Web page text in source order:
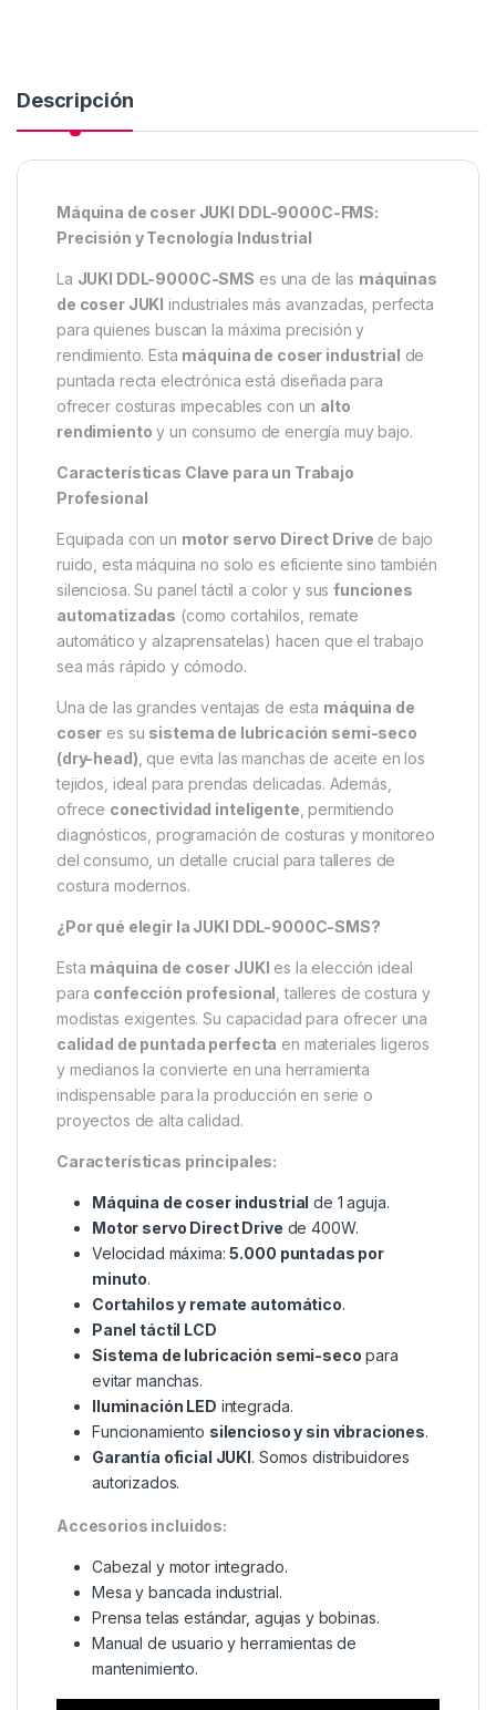
Descripción
Máquina de coser JUKI DDL-9000C-FMS:
Precisión y Tecnología Industrial
La JUKI DDL-9000C-SMS es una de las máquinas
de coser JUKI industriales más avanzadas, perfecta
para quienes buscan la máxima precisión y
rendimiento. Esta máquina de coser industrial de
puntada recta electrónica está diseñada para
ofrecer costuras impecables con un alto
rendimiento y un consumo de energía muy bajo.
Características Clave para un Trabajo
Profesional
Equipada con un motor servo Direct Drive de bajo
ruido, esta máquina no solo es eficiente sino también
silenciosa. Su panel táctil a color y susfunciones
automatizadas (como cortahilos, remate
automático y alzaprensatelas) hacen que el trabajo
sea más rápido y cómodo.
Una de las grandes ventajas de esta máquina de
coser es su sistema de lubricación semi-seco
(dry-head) , que evita las manchas de aceite en los
tejidos, ideal para prendas delicadas. Además,
ofrece conectividad inteligente , permitiendo
diagnósticos, programación de costuras y monitoreo
del consumo, un detalle crucial para talleres de
costura modernos.
¿Por qué elegir la JUKI DDL-9000C-SMS?
Esta máquina de coser JUKI es la elección ideal
para confección profesional , talleres de costura y
modistas exigentes. Su capacidad para ofrecer una
calidad de puntada perfecta en materiales ligeros
y medianos la convierte en una herramienta
indispensable para la producción en serie o
proyectos de alta calidad.
Características principales:
Máquina de coser industrial de 1 aguja.
Motor servo Direct Drive de 400W.
Velocidad máxima:5.000 puntadas por
minuto.
Cortahilos y remate automático.
Panel táctil LCD
Sistema de lubricación semi-seco para
evitar manchas.
Iluminación LED integrada.
Funcionamiento silencioso y sin vibraciones.
Garantía oficial JUKI. Somos distribuidores
autorizados.
Accesorios incluidos:
Cabezal y motor integrado.
Mesa y bancada industrial.
Prensa telas estándar, agujas y bobinas.
Manual de usuario y herramientas de
mantenimiento.